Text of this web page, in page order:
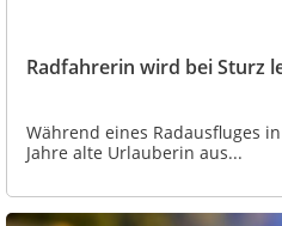
Radfahrerin wird bei Sturz
Während eines Radausfluges
Jahre alte Urlauberin aus...